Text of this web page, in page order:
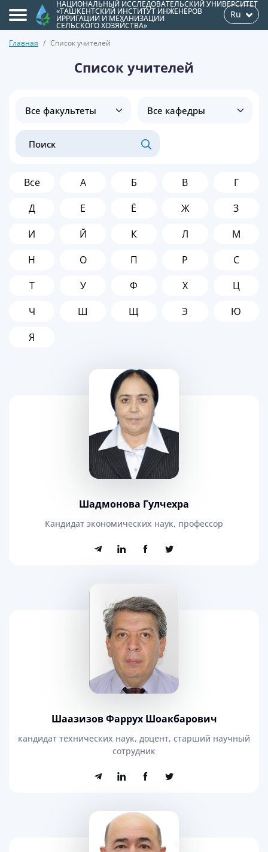
НАЦИОНАЛЬНЫЙ ИССЛЕДОВАТЕЛЬСКИЙ УНИВЕРСИТЕТ
«ТАШКЕНТСКИЙ ИНСТИТУТ ИНЖЕНЕРОВ
ИРРИГАЦИИ И МЕХАНИЗАЦИИ
СЕЛЬСКОГО ХОЗЯЙСТВА»
Ru
Главная Список учителей
Список учителей
Все А Б В
Г
Д
Е Ё Ж
З
И
Й К Л
М
Н
О П Р
С
Т
У Ф Х
Ц
Ч
Ш Щ Э
Ю
Я
Шaдмонова Гулчехра
Кандидат экономических наук, профессор
Шаазизов Фаррух Шоакбарович
кандидат технических наук, доцент, старший научный
сотрудник